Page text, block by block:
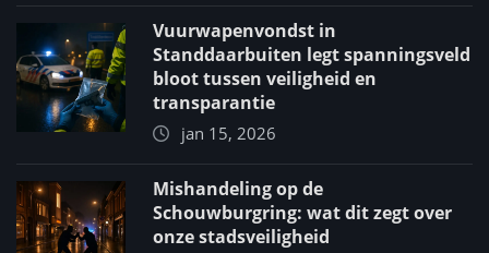
Vuurwapenvondst in
Standdaarbuiten legt spanningsveld
bloot tussen veiligheid en
transparantie
jan 15, 2026
Mishandeling op de
Schouwburgring: wat dit zegt over
onze stadsveiligheid